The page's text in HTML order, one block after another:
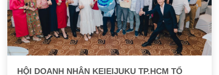
HỘI DOANH NHÂN KEIEIJUKU TP.HCM TỔ